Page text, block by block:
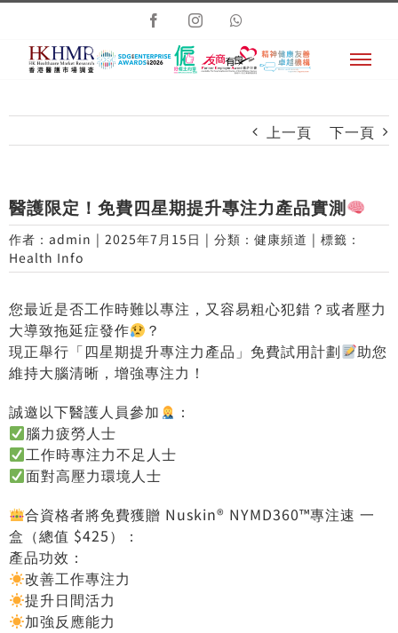
Skip
content
FacebookInstagram
上一頁 下一頁
醫護限定！免費四星期提升專注力產品實測
作者： admin | 2025年7月15日 | 分類： 健康頻道 | 標籤：
Health Info
您最近是否工作時難以專注，又容易粗心犯錯？或者壓力
大導致拖延症發作
？
現正舉行「四星期提升專注力產品」免費試用計劃
助您
維持大腦清晰，增強專注力！
誠邀以下醫護人員參加
：
腦力疲勞人士
️工作時專注力不足人士
️面對高壓力環境人士
合資格者將免費獲贈 Nuskin® NYMD360™專注速 一
盒（總值 $425）：
產品功效：
改善工作專注力
提升日間活力
加強反應能力